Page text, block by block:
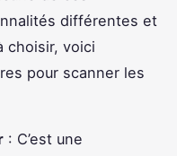
différentes et
choisir, voici
pour scanner les
: C’est une